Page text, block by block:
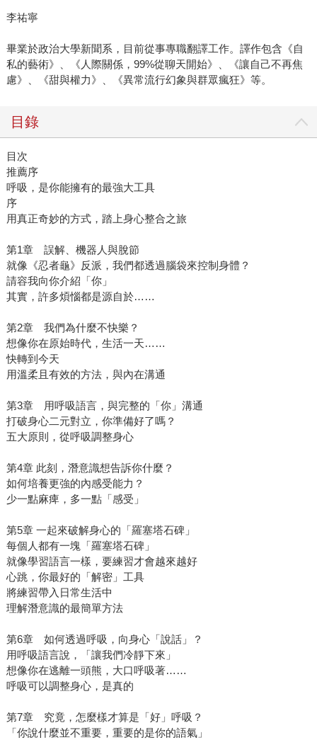
李祐寧
畢業於政治大學新聞系，目前從事專職翻譯工作。譯作包含《自
私的藝術》、《人際關係，99%從聊天開始》、《讓自己不再焦
慮》、《甜與權力》、《異常流行幻象與群眾瘋狂》等。
目錄
目次
推薦序
呼吸，是你能擁有的最強大工具
序
用真正奇妙的方式，踏上身心整合之旅
第1章 誤解、機器人與脫節
就像《忍者龜》反派，我們都透過腦袋來控制身體？
請容我向你介紹「你」
其實，許多煩惱都是源自於……
第2章 我們為什麼不快樂？
想像你在原始時代，生活一天……
快轉到今天
用溫柔且有效的方法，與內在溝通
第3章 用呼吸語言，與完整的「你」溝通
打破身心二元對立，你準備好了嗎？
五大原則，從呼吸調整身心
第4章 此刻，潛意識想告訴你什麼？
如何培養更強的內感受能力？
少一點麻痺，多一點「感受」
第5章 一起來破解身心的「羅塞塔石碑」
每個人都有一塊「羅塞塔石碑」
就像學習語言一樣，要練習才會越來越好
心跳，你最好的「解密」工具
將練習帶入日常生活中
理解潛意識的最簡單方法
第6章 如何透過呼吸，向身心「說話」？
用呼吸語言說，「讓我們冷靜下來」
想像你在逃離一頭熊，大口呼吸著……
呼吸可以調整身心，是真的
第7章 究竟，怎麼樣才算是「好」呼吸？
「你說什麼並不重要，重要的是你的語氣」